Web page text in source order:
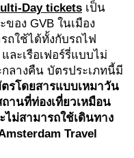
Day tickets เป็น
อง GVB ในเมือง
ถใช้ได้ทั้งกับรถไฟ
ละเรือเฟอร์รี่แบบไม่
ลางคืน บัตรประเภทนี้มี
รโดยสารแบบเหมาวัน
านที่ท่องเที่ยวเหมือน
ไม่สามารถใช้เดินทาง
Travel